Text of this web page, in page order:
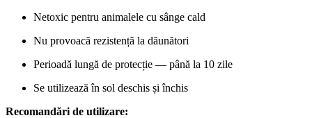
Netoxic pentru animalele cu sânge cald
Nu provoacă rezistență la dăunători
Perioadă lungă de protecție — până la 10 zile
Se utilizează în sol deschis și închis
Recomandări de utilizare: